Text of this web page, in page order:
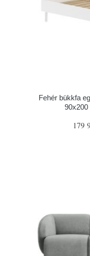
Fehér bükkfa
179